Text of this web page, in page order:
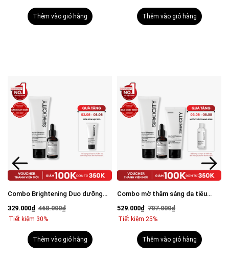
Thêm vào giỏ hàng Thêm vào giỏ hàng
Combo Brightening Duo dưỡng
mặt 100g & Serum Vital 30ml
329.000₫ 468.000₫
Tiết kiệm 30%
Thêm vào giỏ hàng
Combo mờ thâm sáng da tiêu
529.000₫ 707.000₫
Tiết kiệm 25%
Thêm vào giỏ hàng